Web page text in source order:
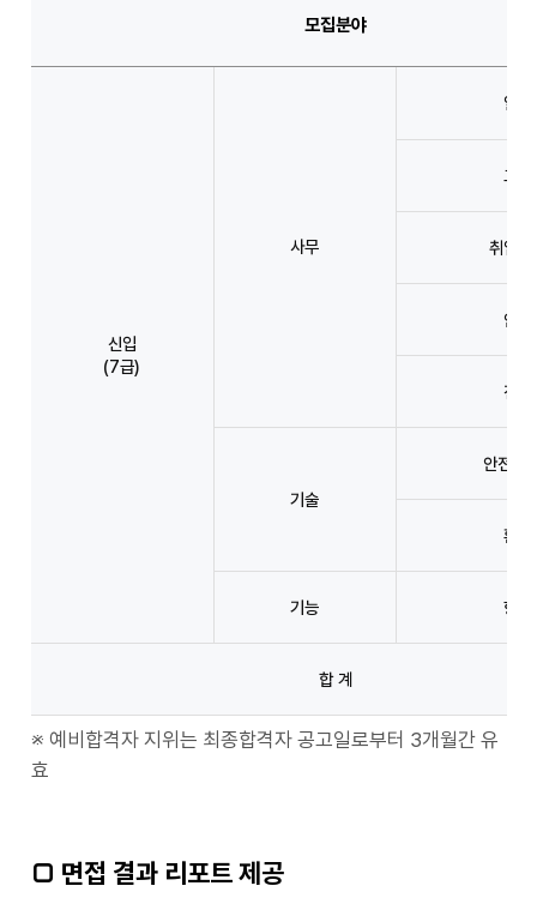
모집분야
신입
(7급)
사무
일반
고졸
취업지
안전
전산
기술
안전(토
환경
기능 항해
합 계
※ 예비합격자 지위는 최종합격자 공고일로부터 3개월간 유
효
□ 면접 결과 리포트 제공